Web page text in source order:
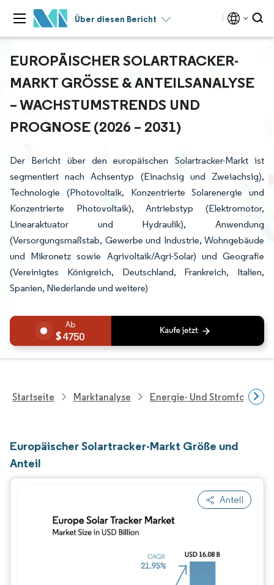
Über diesen Bericht
EUROPÄISCHER SOLARTRACKER-
MARKT GRÖSSE & ANTEILSANALYSE –
WACHSTUMSTRENDS UND P
ROGNOSE (2026 – 2031)
Der Bericht über den europäischen Solartracker-Markt ist
segmentiert nach Achsentyp (Einachsig und Zweiachsig),
Technologie (Photovoltaik, Konzentrierte Solarenergie und
Konzentrierte Photovoltaik), Antriebstyp (Elektromotor,
Linearaktuator und Hydraulik), Anwendung
(Versorgungsmaßstab, Gewerbe und Industrie, Wohngebäude
und Mikronetz sowie Agrivoltaik/Agri-Solar) und Geografie
(Vereinigtes Königreich, Deutschland, Frankreich, Italien,
Spanien, Niederlande und weitere)
4750
Startseite Marktanalyse Energie- Und
Europäischer Solartracker-Markt Größe und
Anteil
Anteil